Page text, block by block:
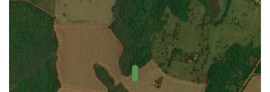
Vegetação
(IBGE)
Rodovias
(IBGE)
Relevo
(IBGE)